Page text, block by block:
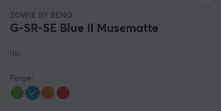
ZOWIE BY BENQ
G-SR-SE Blue II Musematte
(18)
Farge: